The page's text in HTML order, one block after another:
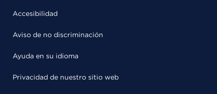
Accesibilidad
Aviso de no discriminación
Ayuda en su idioma
Privacidad de nuestro sitio web